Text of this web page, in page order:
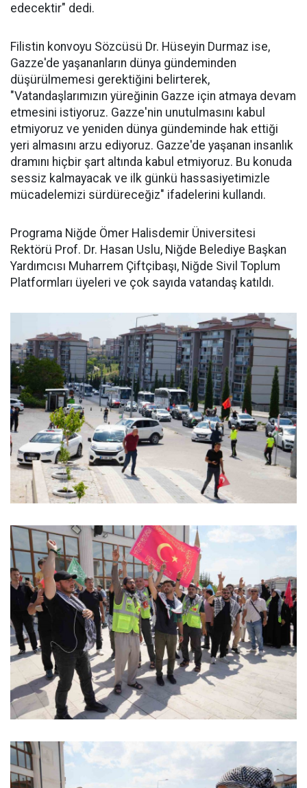
edecektir" dedi.
Filistin konvoyu Sözcüsü Dr. Hüseyin Durmaz ise,
Gazze'de yaşananların dünya gündeminden
düşürülmemesi gerektiğini belirterek,
"Vatandaşlarımızın yüreğinin Gazze için atmaya devam
etmesini istiyoruz. Gazze'nin unutulmasını kabul
etmiyoruz ve yeniden dünya gündeminde hak ettiği
yeri almasını arzu ediyoruz. Gazze'de yaşanan insanlık
dramını hiçbir şart altında kabul etmiyoruz. Bu konuda
sessiz kalmayacak ve ilk günkü hassasiyetimizle
mücadelemizi sürdüreceğiz" ifadelerini kullandı.
Programa Niğde Ömer Halisdemir Üniversitesi
Rektörü Prof. Dr. Hasan Uslu, Niğde Belediye Başkan
Yardımcısı Muharrem Çiftçibaşı, Niğde Sivil Toplum
Platformları üyeleri ve çok sayıda vatandaş katıldı.